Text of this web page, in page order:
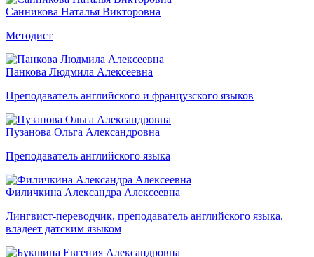
Санникова Наталья Викторовна
Методист
Панкова Людмила Алексеевна
Преподаватель английского и французского языков
Пузанова Ольга Александровна
Преподаватель английского языка
Филичкина Александра Алексеевна
Лингвист-переводчик, преподаватель английского языка,
владеет датским языком